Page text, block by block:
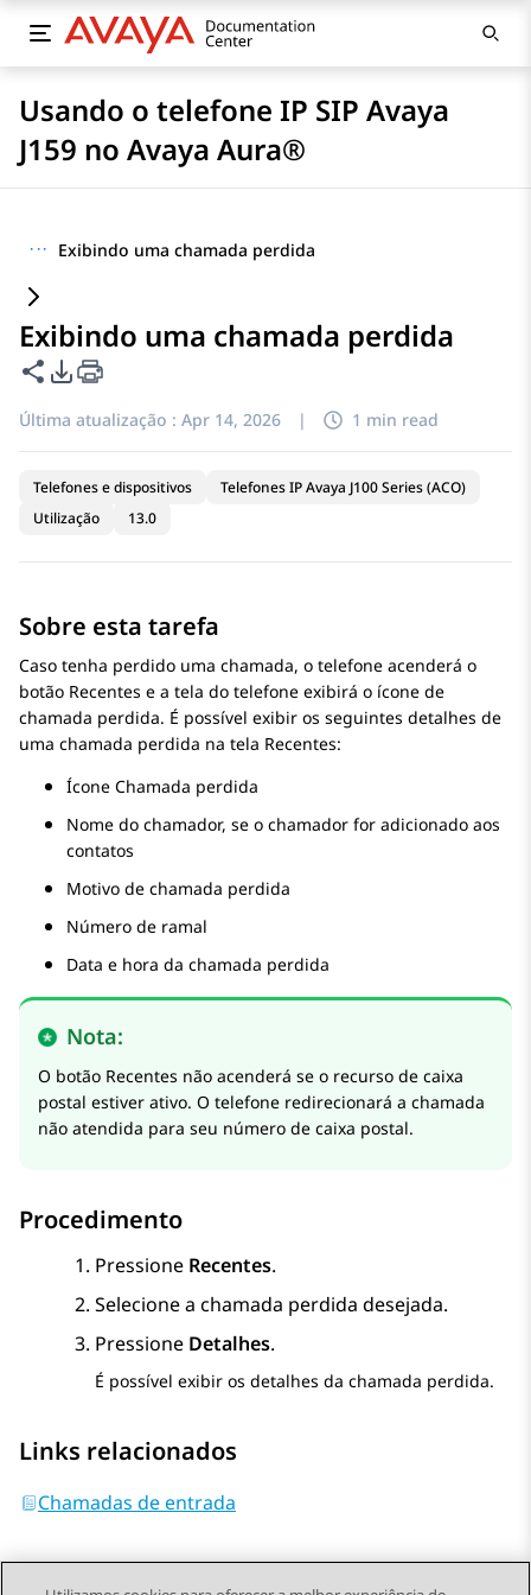
Usando o telefone IP SIP Avaya
J159 no Avaya Aura®
··· Exibindo uma chamada perdida
Exibindo uma chamada perdida
Compartilhar esta página
Opções de exportação de PDF
Última atualização : Apr 14, 2026 | 1 min read
Telefones e dispositivos
Telefones IP Avaya J100 Series (ACO)
Utilização
13.0
Sobre esta tarefa
Caso tenha perdido uma chamada, o telefone acenderá o
botão Recentes e a tela do telefone exibirá o ícone de
chamada perdida. É possível exibir os seguintes detalhes de
uma chamada perdida na tela Recentes:
Ícone Chamada perdida
Nome do chamador, se o chamador for adicionado aos
contatos
Motivo de chamada perdida
Número de ramal
Data e hora da chamada perdida
Nota:
O botão Recentes não acenderá se o recurso de caixa
postal estiver ativo. O telefone redirecionará a chamada
não atendida para seu número de caixa postal.
Procedimento
Pressione Recentes.
Selecione a chamada perdida desejada.
Pressione Detalhes.
É possível exibir os detalhes da chamada perdida.
Links relacionados
Chamadas de entrada